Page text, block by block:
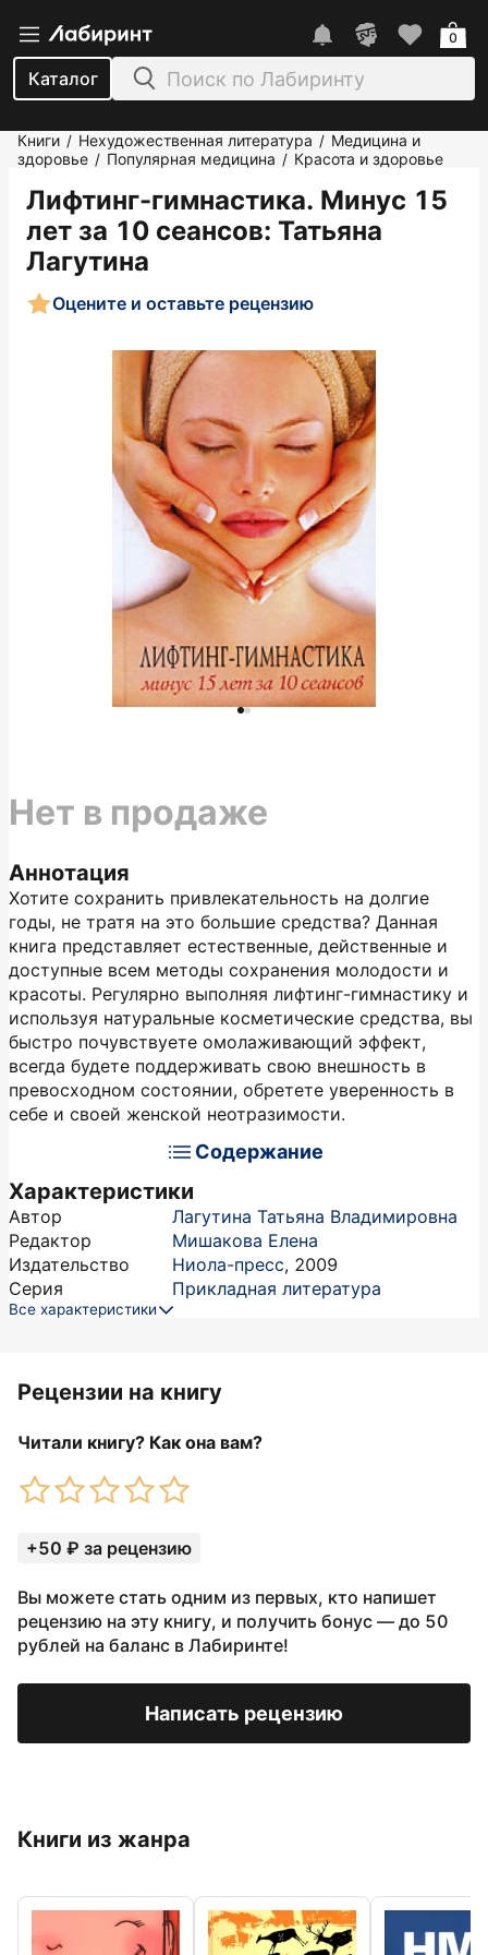
Каталог
0
Книги / Нехудожественная литература / Медицина и
здоровье / Популярная медицина / Красота и здоровье
Лифтинг-гимнастика. Минус 15
лет за 10 сеансов: Татьяна
Лагутина
Оцените и оставьте рецензию
Аннотация
Хотите сохранить привлекательность на долгие
годы, не тратя на это большие средства? Данная
книга представляет естественные, действенные и
доступные всем методы сохранения молодости и
красоты. Регулярно выполняя лифтинг-гимнастику и
используя натуральные косметические средства, вы
быстро почувствуете омолаживающий эффект,
всегда будете поддерживать свою внешность в
превосходном состоянии, обретете уверенность в
себе и своей женской неотразимости.
Содержание
Характеристики
Автор
Лагутина Татьяна Владимировна
Редактор
Мишакова Елена
Издательство
Ниола-пресс, 2009
Серия
Прикладная литература
Все характеристики
Нет в продаже
Рецензии на книгу
Читали книгу? Как она вам?
+50 ₽ за рецензию
Вы можете стать одним из первых, кто напишет
рецензию на эту книгу, и получить бонус — до 50
рублей на баланс в Лабиринте!
Написать рецензию
Книги из жанра